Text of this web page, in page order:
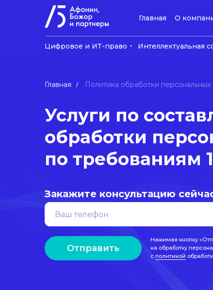
Главная О
Цифровое и ИТ-право Интеллектуальная
Главная / Политика обработки
Услуги по
обработки
по требованиям
Закажите консультацию
Отправить
Нажимая кнопку
на обработку
сполитикой